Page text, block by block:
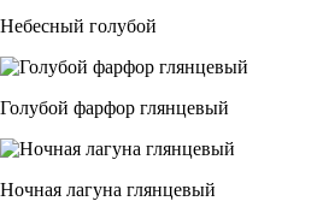
Небесный голубой
Голубой фарфор глянцевый
Ночная лагуна глянцевый